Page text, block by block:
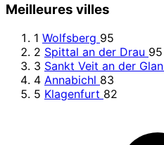
Meilleures villes
1 Wolfsberg 95
2 Spittal an der Drau 95
3 Sankt Veit an der Glan
4 Annabichl 83
5 Klagenfurt 82